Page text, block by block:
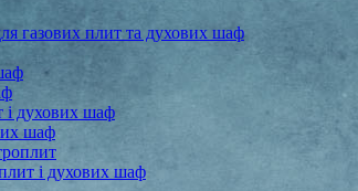
газових плит та духових шаф
і духових шаф
шаф
і духових шаф